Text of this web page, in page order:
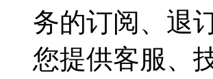
务的订阅、退
您提供客服、